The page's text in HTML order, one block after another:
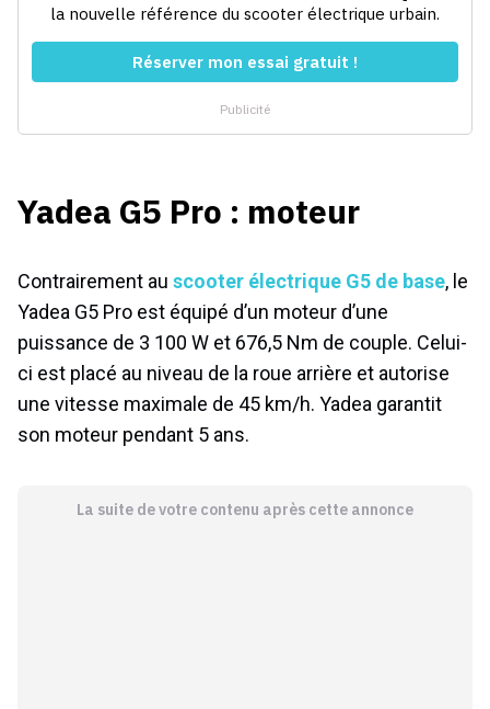
Yadea G5 Pro : moteur
Contrairement au scooter électrique G5 de base, le
Yadea G5 Pro est équipé d’un moteur d’une
puissance de 3 100 W et 676,5 Nm de couple. Celui-
ci est placé au niveau de la roue arrière et autorise
une vitesse maximale de 45 km/h. Yadea garantit
son moteur pendant 5 ans.
La suite de votre contenu après cette annonce